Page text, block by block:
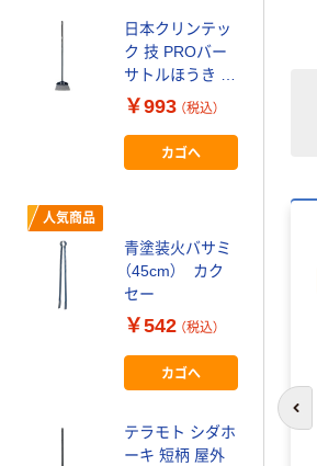
日本クリンテッ
ク 技 PROバー
サトルほうき 長
柄 661476 1本
品）
￥993 （税込）
カゴへ
人気商品
青塗装火バサミ
（45cm） カク
セー
￥542 （税込）
カゴへ
テラモト シダホ
ーキ 短柄 屋外